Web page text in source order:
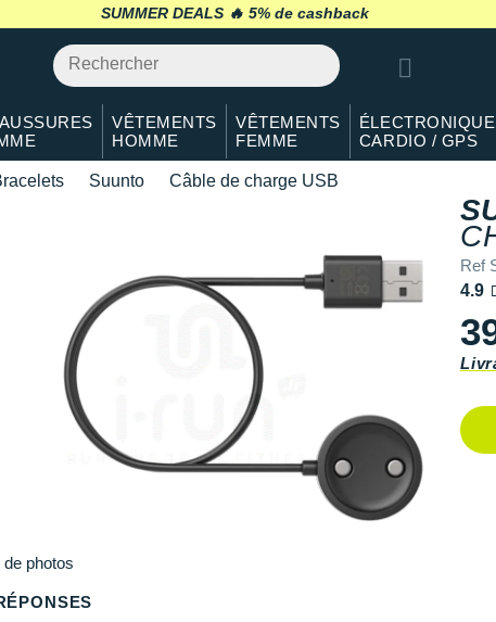
SUMMER DEALS 🔥 retour 30 jours*
VÊTEMENTS
HOMME
VÊTEMENTS
FEMME
ÉLECTRONIQUE
CARDIO / GPS
Suunto Câble de charge USB
Ref
4.9
Plus
de photos